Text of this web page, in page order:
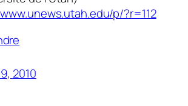
p/?r=112
2010